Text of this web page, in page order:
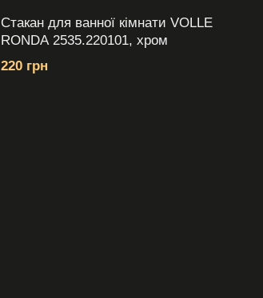
Стакан для ванної кімнати VOLLE
RONDA 2535.220101, хром
220 грн